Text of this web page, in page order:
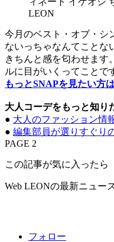
今月のベスト・オブ・シ
ないっちゃなんてことな
きちんと感を匂わせます
ルに目がいくってことで
もっとSNAPを見たい方
大人コーデをもっと知り
● 大人のファッション情
● 編集部員が選りすぐり
PAGE 2
この記事が気に入ったら
Web LEONの最新ニュー
フォロー